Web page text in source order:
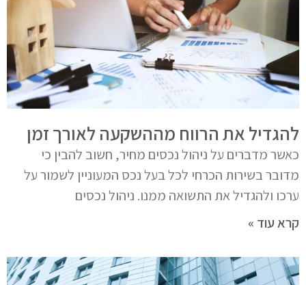
להגדיל את הרווח מההשקעה לאורך זמן
כאשר מדברים על ניהול נכסים מחיר, חשוב להבין כי
מדובר בשירות הכרחי לכל בעל נכס המעוניין לשמור על
ערכו ולהגדיל את התשואה ממנו. ניהול נכסים
קרא עוד »